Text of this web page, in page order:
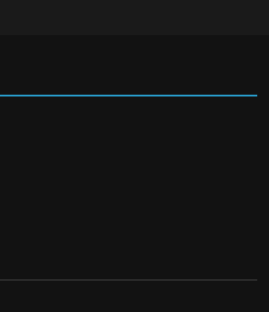
(Tiếng Việt) Ba người thiệt mạng khi bom